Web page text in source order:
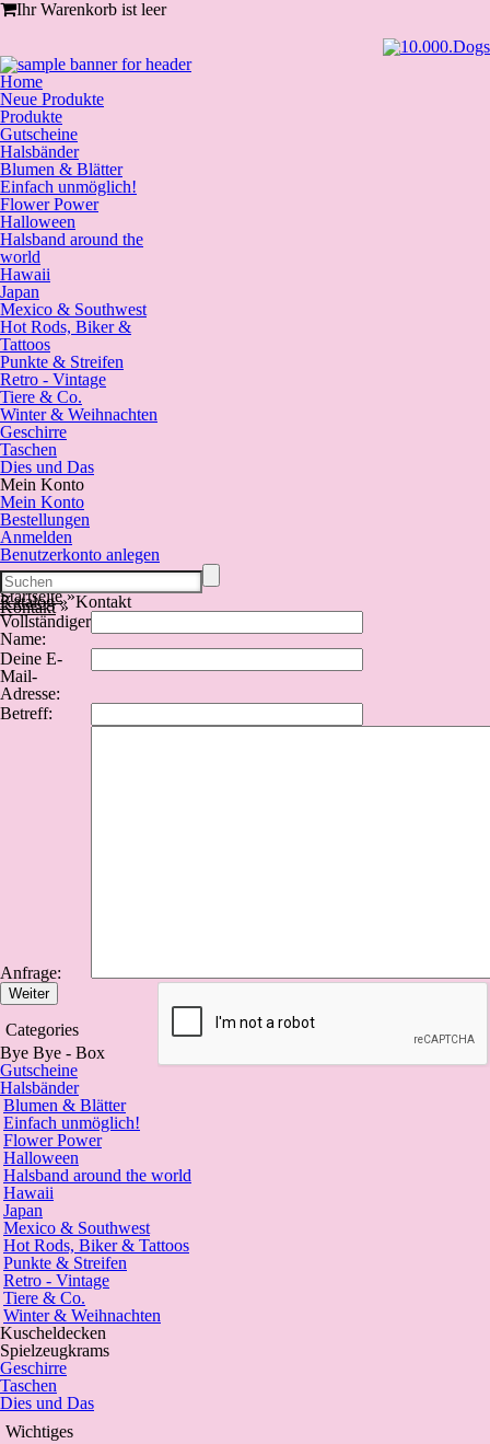
Ihr Warenkorb ist leer
Home
Neue Produkte
Produkte
Gutscheine
Halsbänder
Blumen & Blätter
Einfach unmöglich!
Flower Power
Halloween
Halsband around the
world
Hawaii
Japan
Mexico & Southwest
Hot Rods, Biker &
Tattoos
Punkte & Streifen
Retro - Vintage
Tiere & Co.
Winter & Weihnachten
Geschirre
Taschen
Dies und Das
Mein Konto
Mein Konto
Bestellungen
Anmelden
Benutzerkonto anlegen
Startseite »
Katalog »
Kontakt » Kontakt
Vollständiger
Name:
Deine E-
Mail-
Adresse:
Betreff:
Anfrage:
Weiter
Categories
Bye Bye - Box
Gutscheine
Halsbänder
Blumen & Blätter
Einfach unmöglich!
Flower Power
Halloween
Halsband around the world
Hawaii
Japan
Mexico & Southwest
Hot Rods, Biker & Tattoos
Punkte & Streifen
Retro - Vintage
Tiere & Co.
Winter & Weihnachten
Kuscheldecken
Spielzeugkrams
Geschirre
Taschen
Dies und Das
Wichtiges